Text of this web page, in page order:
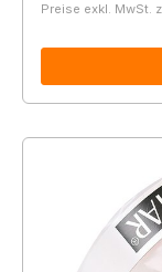
Preise exkl. MwSt.